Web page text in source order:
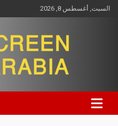
السبت, أغسطس 8, 2026
Screen Arabia